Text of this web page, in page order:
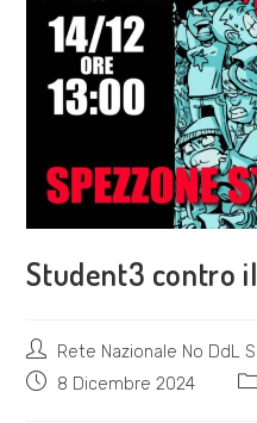
Student3 contro
Autore
dell'articolo:
Rete Nazionale No DdL
Articolo8 Dicembre 2024